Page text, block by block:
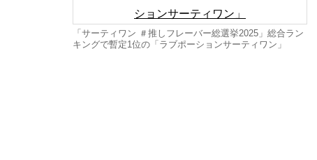
「サーティワン ＃推しフレーバー総選挙2025」総合ラン
キングで暫定1位の「ラブポーションサーティワン」